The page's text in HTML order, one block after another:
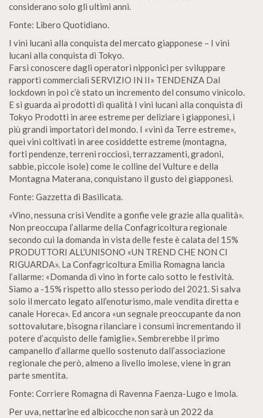
considerano solo gli ultimi anni.
Fonte: Libero Quotidiano.
I vini lucani alla conquista del mercato giapponese – I vini
lucani alla conquista di Tokyo.
Farsi conoscere dagli operatori nipponici per sviluppare
rapporti commerciali SERVIZIO IN II» TENDENZA Dal
lockdown in poi c’è stato un incremento del consumo vinicolo.
E si guarda ai prodotti di qualità I vini lucani alla conquista di
Tokyo Prodotti in aree estreme per deliziare i giapponesi, i
più grandi importatori del mondo. I «vini da Terre estreme»,
quei vini coltivati in aree cosiddette estreme (montagna,
forti pendenze, terreni rocciosi, terrazzamenti, gradoni,
sabbie, piccole isole) come le colline del Vulture e della
Montagna Materana, conquistano il gusto dei giapponesi.
Fonte: Gazzetta di Basilicata.
«Vino, nessuna crisi Vendite a gonfie vele grazie alla qualità».
Non preoccupa l’allarme della Confagricoltura regionale
secondo cui la domanda in vista delle feste è calata del 15%
PRODUTTORI ALL’UNISONO «UN TREND CHE NON CI
RIGUARDA». La Confagricoltura Emilia Romagna lancia
l’allarme: «Domanda di vino in forte calo sotto le festività.
Siamo a -15% rispetto allo stesso periodo del 2021. Si salva
solo il mercato legato all’enoturismo, male vendita diretta e
canale Horeca». Ed ancora «un segnale preoccupante da non
sottovalutare, bisogna rilanciare i consumi incrementando il
potere d’acquisto delle famiglie». Sembrerebbe il primo
campanello d’allarme quello sostenuto dall’associazione
regionale che però, almeno a livello imolese, viene in gran
parte smentita.
Fonte: Corriere Romagna di Ravenna Faenza-Lugo e Imola.
Per uva, nettarine ed albicocche non sarà un 2022 da